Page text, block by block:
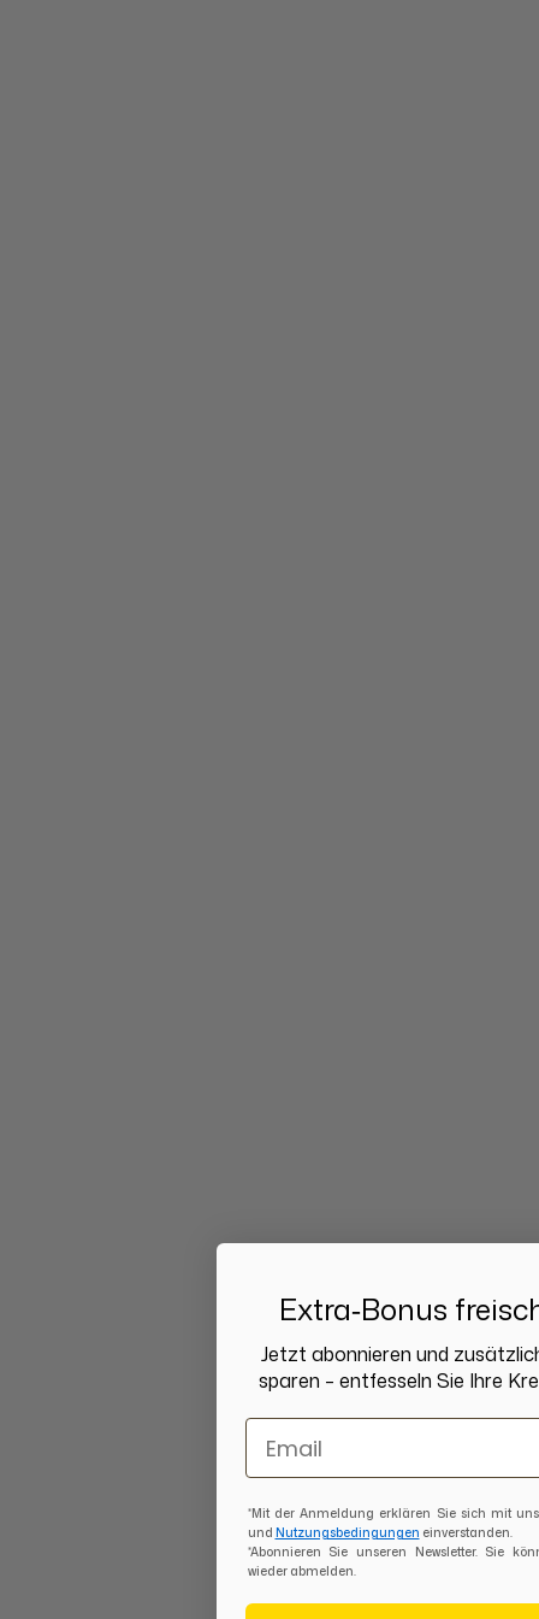
Extra‑Bonus
Jetzt abonnieren und
sparen – entfesseln Sie Ihre
Email
*Mit der Anmeldung erklären Sie sich mit
und Nutzungsbedingungen einverstanden.
*Abonnieren Sie unseren Newsletter. Sie
wieder abmelden.